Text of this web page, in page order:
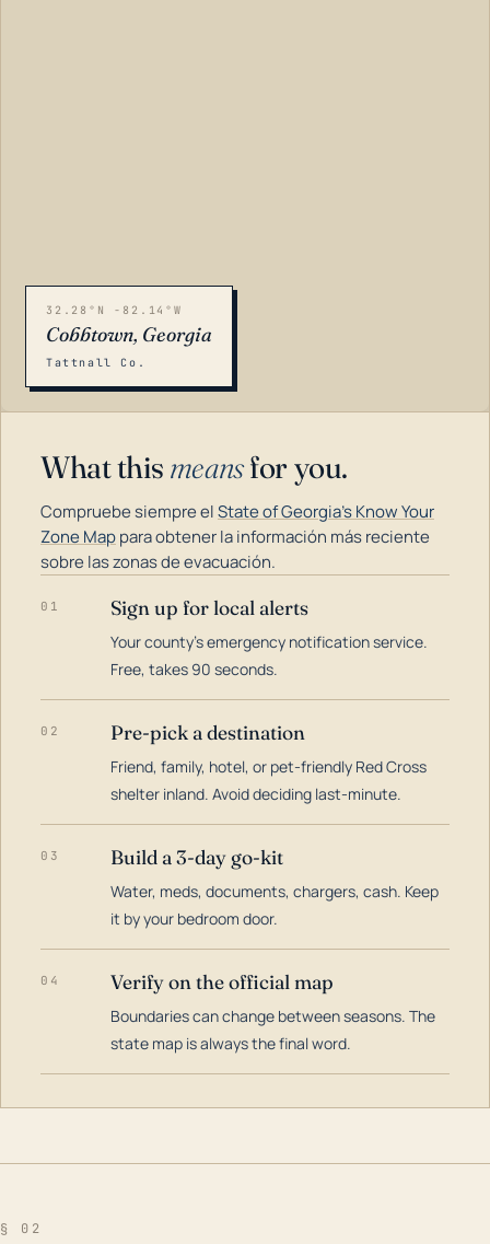
32.28°N -82.14°W
Cobbtown, Georgia
Tattnall Co.
What this meansfor you.
Compruebe siempre elState of Georgia's Know Your
Zone Mappara obtener la información más reciente
sobre las zonas de evacuación.
01 Sign up for local alerts
Your county's emergency notification service.
Free, takes 90 seconds.
02 Pre-pick a destination
Friend, family, hotel, or pet-friendly Red Cross
shelter inland. Avoid deciding last-minute.
03 Build a 3-day go-kit
Water, meds, documents, chargers, cash. Keep
it by your bedroom door.
04 Verify on the official map
Boundaries can change between seasons. The
state map is always the final word.
§ 02